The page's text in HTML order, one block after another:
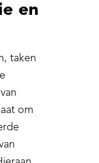
taken
om
en